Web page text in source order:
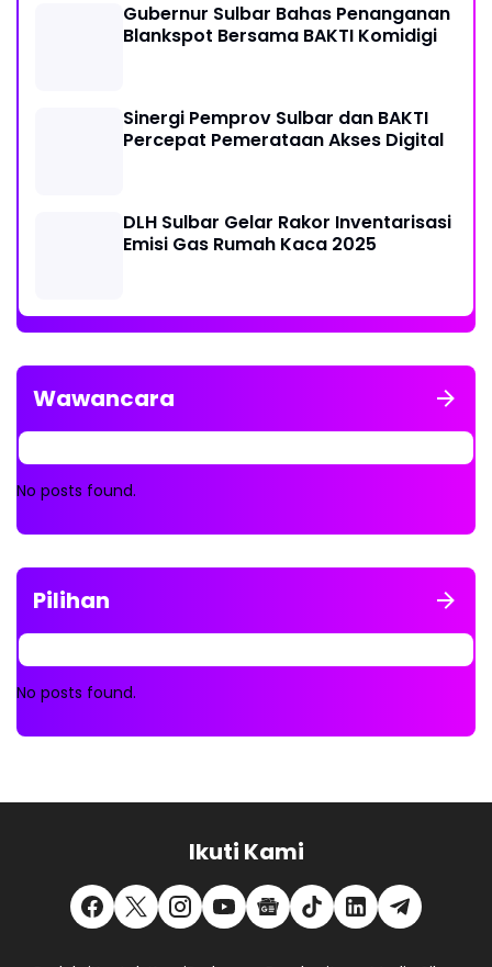
Gubernur Sulbar Bahas Penanganan
Blankspot Bersama BAKTI Komidigi
Sinergi Pemprov Sulbar dan BAKTI
Percepat Pemerataan Akses Digital
DLH Sulbar Gelar Rakor Inventarisasi
Emisi Gas Rumah Kaca 2025
Wawancara
No posts found.
Pilihan
No posts found.
Ikuti Kami